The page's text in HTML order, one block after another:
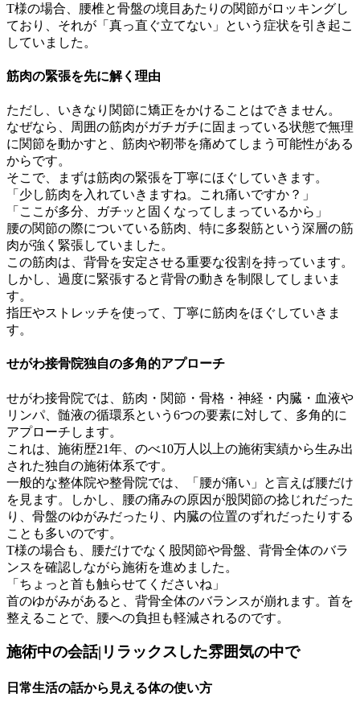
T様の場合、腰椎と骨盤の境目あたりの関節がロッキングし
ており、それが「真っ直ぐ立てない」という症状を引き起こ
していました。
筋肉の緊張を先に解く理由
ただし、いきなり関節に矯正をかけることはできません。
なぜなら、周囲の筋肉がガチガチに固まっている状態で無理
に関節を動かすと、筋肉や靭帯を痛めてしまう可能性がある
からです。
そこで、まずは筋肉の緊張を丁寧にほぐしていきます。
「少し筋肉を入れていきますね。これ痛いですか？」
「ここが多分、ガチッと固くなってしまっているから」
腰の関節の際についている筋肉、特に多裂筋という深層の筋
肉が強く緊張していました。
この筋肉は、背骨を安定させる重要な役割を持っています。
しかし、過度に緊張すると背骨の動きを制限してしまいま
す。
指圧やストレッチを使って、丁寧に筋肉をほぐしていきま
す。
せがわ接骨院独自の多角的アプローチ
せがわ接骨院では、筋肉・関節・骨格・神経・内臓・血液や
リンパ、髄液の循環系という6つの要素に対して、多角的に
アプローチします。
これは、施術歴21年、のべ10万人以上の施術実績から生み出
された独自の施術体系です。
一般的な整体院や整骨院では、「腰が痛い」と言えば腰だけ
を見ます。しかし、腰の痛みの原因が股関節の捻じれだった
り、骨盤のゆがみだったり、内臓の位置のずれだったりする
ことも多いのです。
T様の場合も、腰だけでなく股関節や骨盤、背骨全体のバラ
ンスを確認しながら施術を進めました。
「ちょっと首も触らせてくださいね」
首のゆがみがあると、背骨全体のバランスが崩れます。首を
整えることで、腰への負担も軽減されるのです。
施術中の会話|リラックスした雰囲気の中で
日常生活の話から見える体の使い方